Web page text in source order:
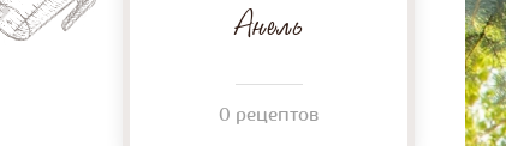
Анель
0 рецептов